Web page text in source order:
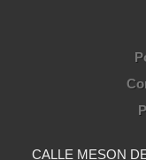
CALLE MESON